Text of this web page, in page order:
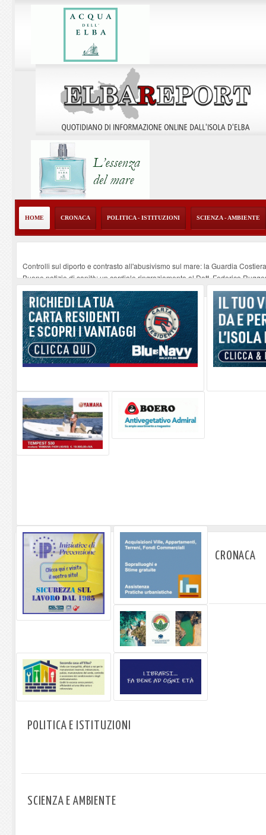
HOME CRONACA POLITICA - ISTITUZIONI SCIENZA - AMBIENTE
Controlli sul diporto e contrasto all'abusivismo sul mare: la Guardia
Buone notizie di sanità: un cordiale ringraziamento al Dott. Federico
Altiero Spinelli e Ursula Hirschmann all'Elba: riaffiora una testimonianza
Capoliveri, potenziata la pulizia dei bordi stradali -07-08-2026
Marina di Campo tra i porti interessati dal nuovo piano dell'Autorità
CRONACA
POLITICA E ISTITUZIONI
SCIENZA E AMBIENTE